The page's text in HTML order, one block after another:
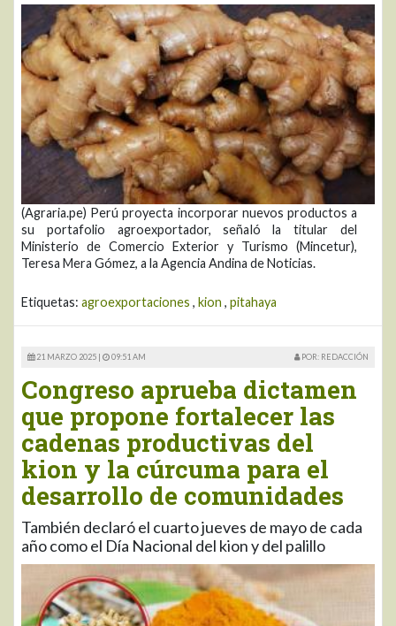
(Agraria.pe) Perú proyecta incorporar nuevos productos a
su portafolio agroexportador, señaló la titular del
Ministerio de Comercio Exterior y Turismo (Mincetur),
Teresa Mera Gómez, a la Agencia Andina de Noticias.
Etiquetas: agroexportaciones , kion , pitahaya
21 MARZO 2025 | 09:51 AM POR: REDACCIÓN
Congreso aprueba dictamen
que propone fortalecer las
cadenas productivas del
kion y la cúrcuma para el
desarrollo de comunidades
También declaró el cuarto jueves de mayo de cada
año como el Día Nacional del kion y del palillo